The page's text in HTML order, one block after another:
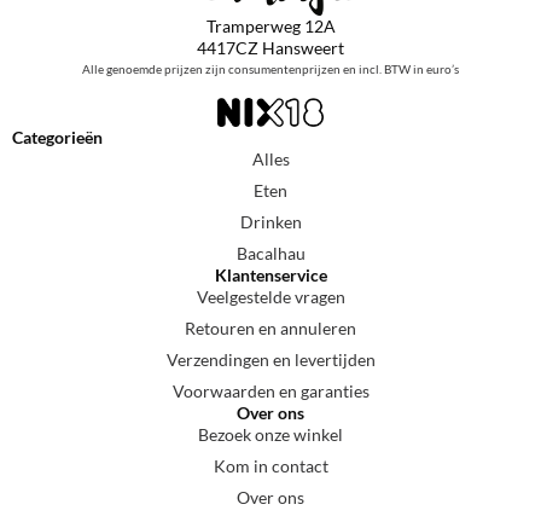
Tramperweg 12A
4417CZ Hansweert
Alle genoemde prijzen zijn consumentenprijzen en incl. BTW in euro’s
Categorieën
Alles
Eten
Drinken
Bacalhau
Klantenservice
Veelgestelde vragen
Retouren en annuleren
Verzendingen en levertijden
Voorwaarden en garanties
Over ons
Bezoek onze winkel
Kom in contact
Over ons